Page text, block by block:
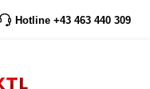
Hotline +43 463 440 309